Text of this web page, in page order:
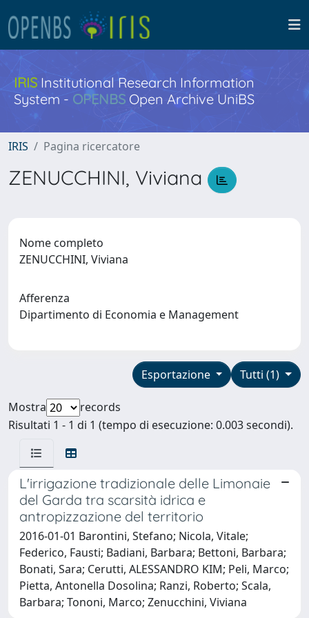
IRISInstitutional Research Information
System - OPENBS Open Archive UniBS
IRIS Pagina ricercatore
ZENUCCHINI, Viviana
Nome completo
ZENUCCHINI, Viviana
Afferenza
Dipartimento di Economia e Management
Tutti (1)
Esportazione
Mostra
records
Risultati 1 - 1 di 1 (tempo di esecuzione: 0.003 secondi).
L'irrigazione tradizionale delle Limonaie
del Garda tra scarsità idrica e
antropizzazione del territorio
2016-01-01 Barontini, Stefano; Nicola, Vitale;
Federico, Fausti; Badiani, Barbara; Bettoni, Barbara;
Bonati, Sara; Cerutti, ALESSANDRO KIM; Peli, Marco;
Pietta, Antonella Dosolina; Ranzi, Roberto; Scala,
Barbara; Tononi, Marco; Zenucchini, Viviana